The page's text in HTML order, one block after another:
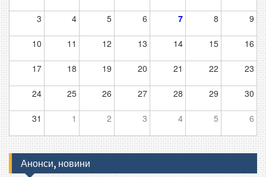
3 4 5 6 7 8 9
10 11 12 13 14 15 16
17 18 19 20 21 22 23
24 25 26 27 28 29 30
31 1 2 3 4 5 6
Анонси, новини